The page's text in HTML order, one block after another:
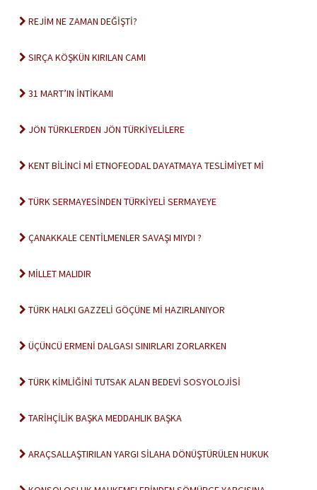
REJİM NE ZAMAN DEĞİŞTİ?
SIRÇA KÖŞKÜN KIRILAN CAMI
31 MART’IN İNTİKAMI
JÖN TÜRKLERDEN JÖN TÜRKİYELİLERE
KENT BİLİNCİ Mİ ETNOFEODAL DAYATMAYA TESLİMİYET Mİ
TÜRK SERMAYESİNDEN TÜRKİYELİ SERMAYEYE
ÇANAKKALE CENTİLMENLER SAVAŞI MIYDI ?
MİLLET MALIDIR
TÜRK HALKI GAZZELİ GÖÇÜNE Mİ HAZIRLANIYOR
ÜÇÜNCÜ ERMENİ DALGASI SINIRLARI ZORLARKEN
TÜRK KİMLİĞİNİ TUTSAK ALAN BEDEVİ SOSYOLOJİSİ
TARİHÇİLİK BAŞKA MEDDAHLIK BAŞKA
ARAÇSALLAŞTIRILAN YARGI SİLAHA DÖNÜŞTÜRÜLEN HUKUK